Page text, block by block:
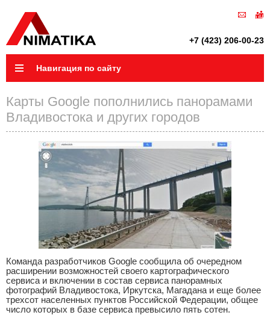
+7 (423) 206-00-23
Навигация по сайту
Карты Google пополнились панорамами
Владивостока и других городов
Команда разработчиков Google сообщила об очередном
расширении возможностей своего картографического
сервиса и включении в состав сервиса панорамных
фотографий Владивостока, Иркутска, Магадана и еще более
трехсот населенных пунктов Российской Федерации, общее
число которых в базе сервиса превысило пять сотен.